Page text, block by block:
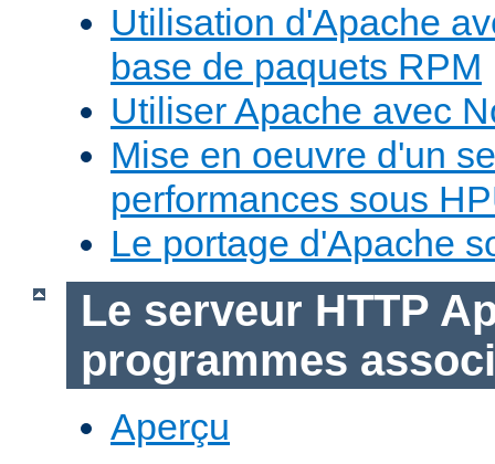
Utilisation d'Apache
base de paquets RPM
Utiliser Apache avec
Mise en oeuvre d'un
performances sous
Le portage d'Apache
Le serveur HTTP
programmes
Aperçu